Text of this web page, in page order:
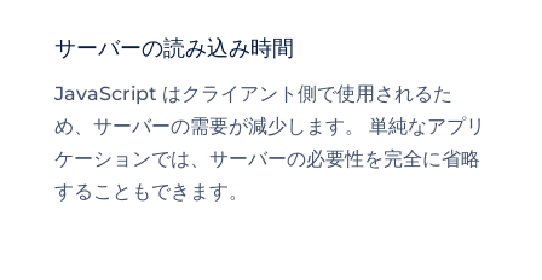
サーバーの読み込み時間
JavaScript はクライアント側で使用されるた
め、サーバーの需要が減少します。 単純なアプリ
ケーションでは、サーバーの必要性を完全に省略
することもできます。